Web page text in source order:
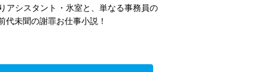
アシスタント・氷室と、単なる事務員の
未聞の謝罪お仕事小説！